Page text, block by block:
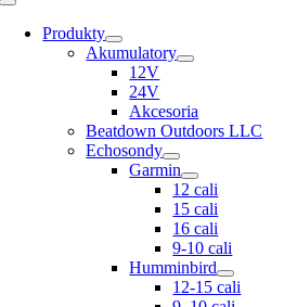
Toggle
NavigationProdukty
Akumulatory
12V
24V
Akcesoria
Beatdown Outdoors LLC
Echosondy
Garmin
12 cali
15 cali
16 cali
9-10 cali
Humminbird
12-15 cali